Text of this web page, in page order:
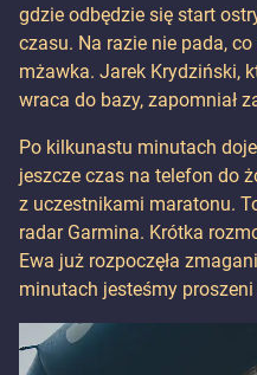
gdzie odbędzie się start
czasu. Na razie nie pada,
mżawka. Jarek Krydziński,
wraca do bazy, zapomniał
Po kilkunastu minutach
jeszcze czas na telefon do
z uczestnikami maratonu.
radar Garmina. Krótka
Ewa już rozpoczęła
minutach jesteśmy